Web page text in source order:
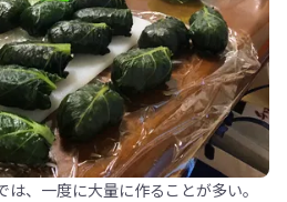
、一度に大量に作ることが多い。